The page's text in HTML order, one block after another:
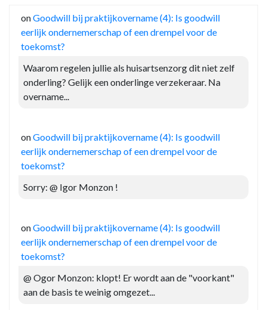
onGoodwill bij praktijkovername (4): Is goodwill
eerlijk ondernemerschap of een drempel voor de
toekomst?
Waarom regelen jullie als huisartsenzorg dit niet zelf
onderling? Gelijk een onderlinge verzekeraar. Na
overname...
onGoodwill bij praktijkovername (4): Is goodwill
eerlijk ondernemerschap of een drempel voor de
toekomst?
Sorry: @ Igor Monzon !
onGoodwill bij praktijkovername (4): Is goodwill
eerlijk ondernemerschap of een drempel voor de
toekomst?
@ Ogor Monzon: klopt! Er wordt aan de "voorkant"
aan de basis te weinig omgezet...